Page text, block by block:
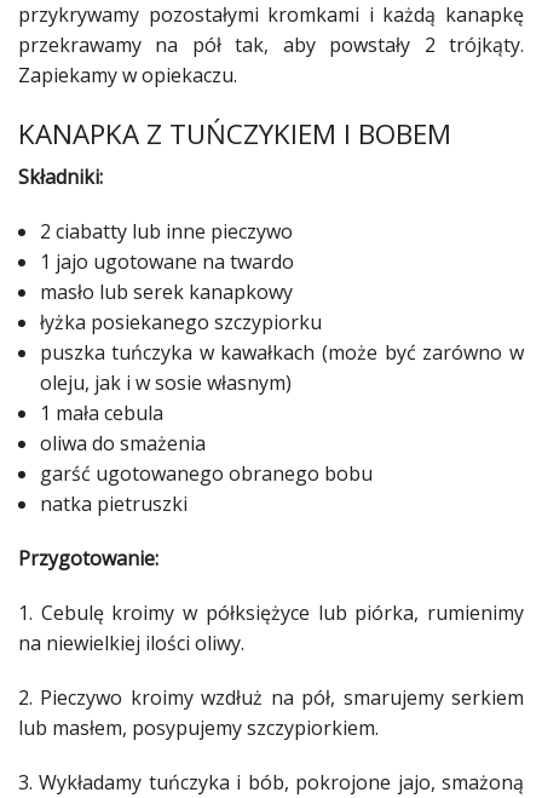
przykrywamy pozostałymi kromkami i każdą kanapkę
przekrawamy na pół tak, aby powstały 2 trójkąty.
Zapiekamy w opiekaczu.
KANAPKA Z TUŃCZYKIEM I BOBEM
Składniki:
2 ciabatty lub inne pieczywo
1 jajo ugotowane na twardo
masło lub serek kanapkowy
łyżka posiekanego szczypiorku
puszka tuńczyka w kawałkach (może być zarówno w
oleju, jak i w sosie własnym)
1 mała cebula
oliwa do smażenia
garść ugotowanego obranego bobu
natka pietruszki
Przygotowanie:
1. Cebulę kroimy w półksiężyce lub piórka, rumienimy
na niewielkiej ilości oliwy.
2. Pieczywo kroimy wzdłuż na pół, smarujemy serkiem
lub masłem, posypujemy szczypiorkiem.
3. Wykładamy tuńczyka i bób, pokrojone jajo, smażoną